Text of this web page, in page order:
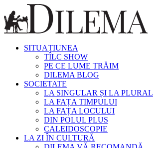
SITUAȚIUNEA
TÎLC SHOW
PE CE LUME TRĂIM
DILEMA BLOG
SOCIETATE
LA SINGULAR ȘI LA PLURAL
LA FAȚA TIMPULUI
LA FAȚA LOCULUI
DIN POLUL PLUS
CALEIDOSCOPIE
LA ZI ÎN CULTURĂ